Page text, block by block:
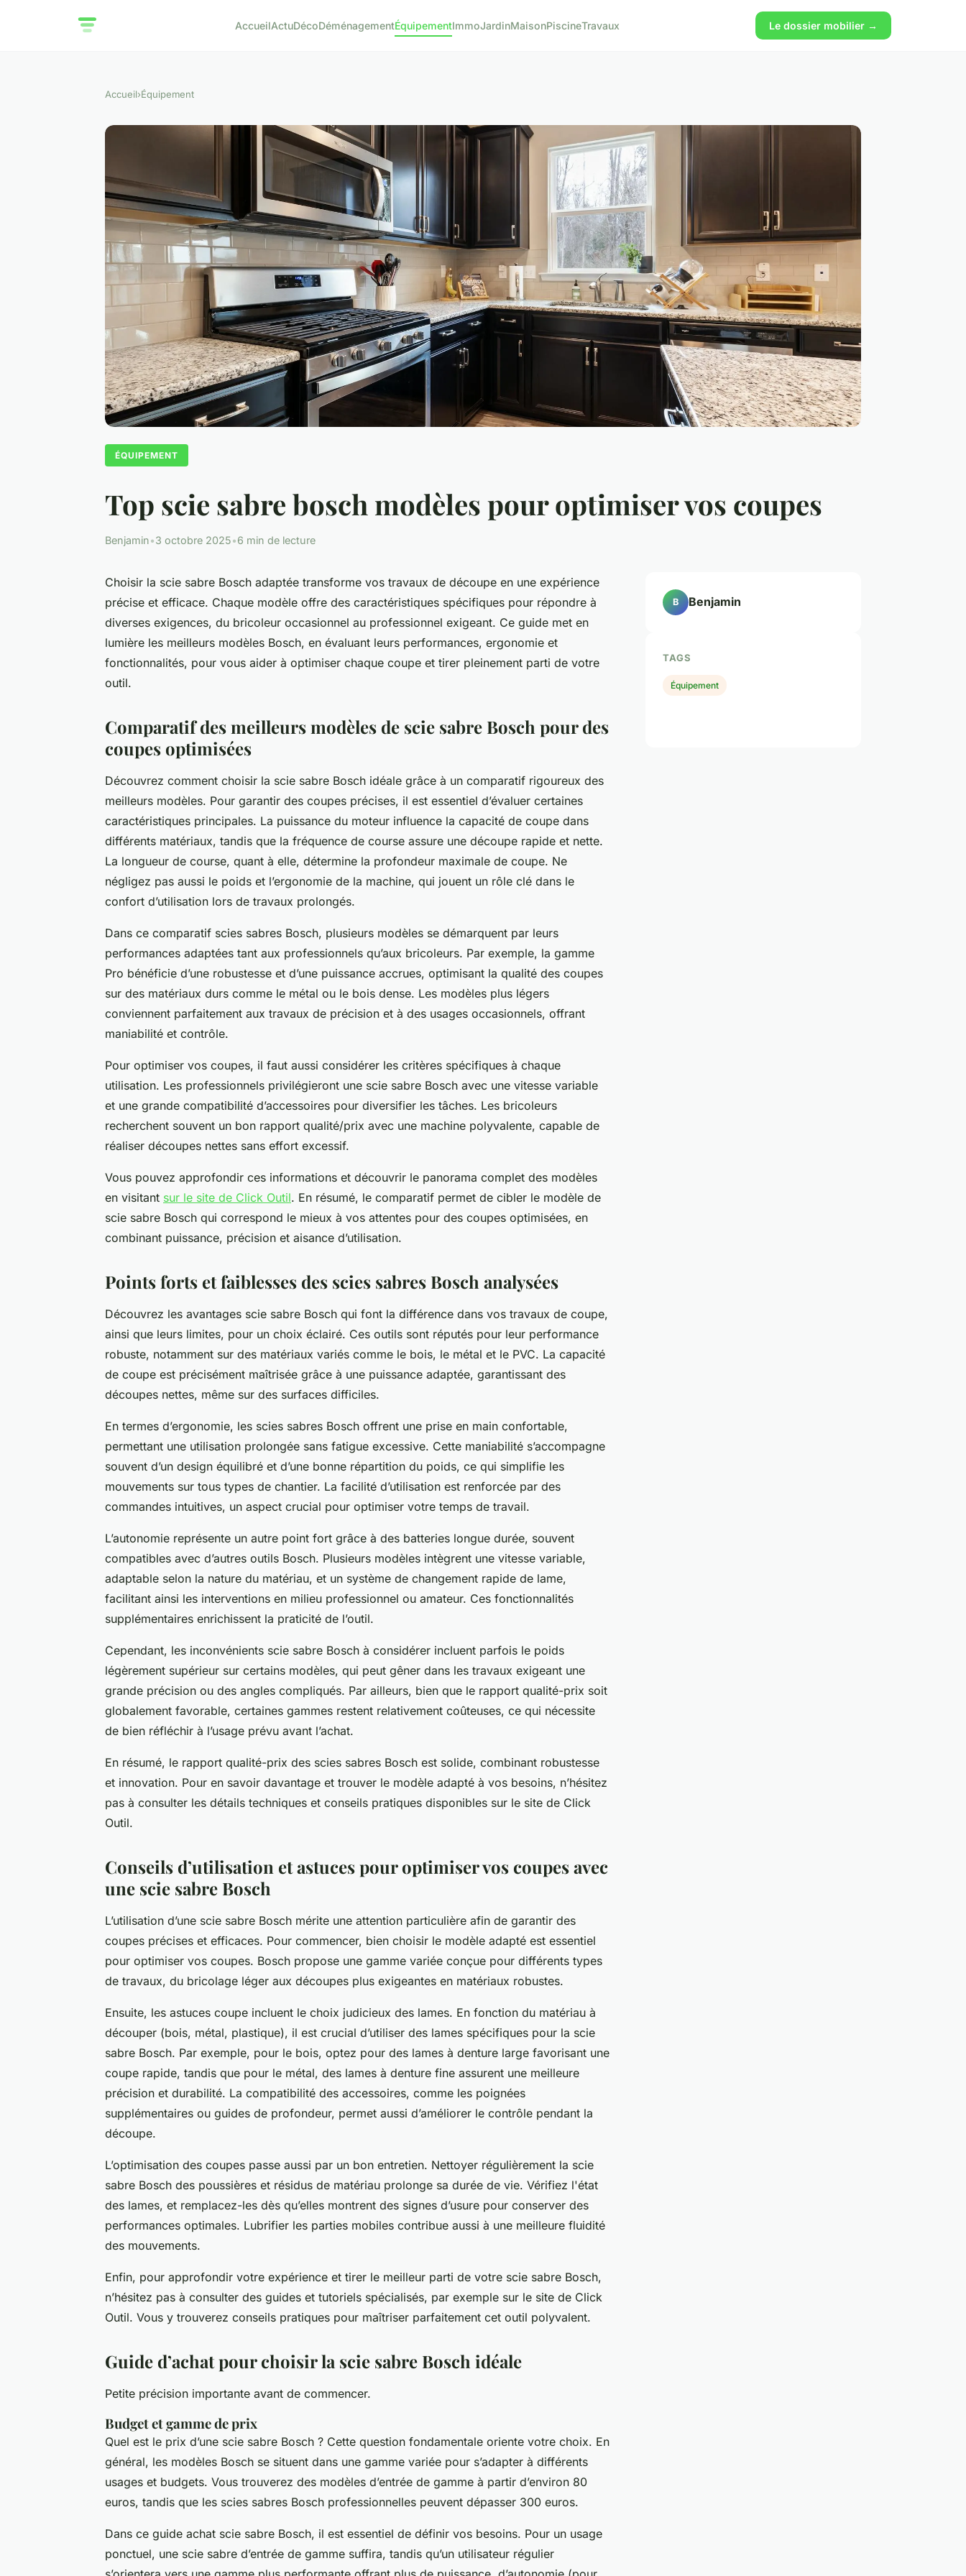
AccueilActuDécoDéménagementÉquipementImmoJardinMaisonPiscineTravaux Le dossier mobilier →
Accueil›Équipement
ÉQUIPEMENT
Top scie sabre bosch modèles pour optimiser vos coupes
Benjamin•3 octobre 2025•6 min de lecture
Choisir la scie sabre Bosch adaptée transforme vos travaux de découpe en une expérience
précise et efficace. Chaque modèle offre des caractéristiques spécifiques pour répondre à
diverses exigences, du bricoleur occasionnel au professionnel exigeant. Ce guide met en
lumière les meilleurs modèles Bosch, en évaluant leurs performances, ergonomie et
fonctionnalités, pour vous aider à optimiser chaque coupe et tirer pleinement parti de votre
outil.
Comparatif des meilleurs modèles de scie sabre Bosch pour des
coupes optimisées
Découvrez comment choisir la scie sabre Bosch idéale grâce à un comparatif rigoureux des
meilleurs modèles. Pour garantir des coupes précises, il est essentiel d’évaluer certaines
caractéristiques principales. La puissance du moteur influence la capacité de coupe dans
différents matériaux, tandis que la fréquence de course assure une découpe rapide et nette.
La longueur de course, quant à elle, détermine la profondeur maximale de coupe. Ne
négligez pas aussi le poids et l’ergonomie de la machine, qui jouent un rôle clé dans le
confort d’utilisation lors de travaux prolongés.
Dans ce comparatif scies sabres Bosch, plusieurs modèles se démarquent par leurs
performances adaptées tant aux professionnels qu’aux bricoleurs. Par exemple, la gamme
Pro bénéficie d’une robustesse et d’une puissance accrues, optimisant la qualité des coupes
sur des matériaux durs comme le métal ou le bois dense. Les modèles plus légers
conviennent parfaitement aux travaux de précision et à des usages occasionnels, offrant
maniabilité et contrôle.
Pour optimiser vos coupes, il faut aussi considérer les critères spécifiques à chaque
utilisation. Les professionnels privilégieront une scie sabre Bosch avec une vitesse variable
et une grande compatibilité d’accessoires pour diversifier les tâches. Les bricoleurs
recherchent souvent un bon rapport qualité/prix avec une machine polyvalente, capable de
réaliser découpes nettes sans effort excessif.
Vous pouvez approfondir ces informations et découvrir le panorama complet des modèles
en visitant sur le site de Click Outil. En résumé, le comparatif permet de cibler le modèle de
scie sabre Bosch qui correspond le mieux à vos attentes pour des coupes optimisées, en
combinant puissance, précision et aisance d’utilisation.
Points forts et faiblesses des scies sabres Bosch analysées
Découvrez les avantages scie sabre Bosch qui font la différence dans vos travaux de coupe,
ainsi que leurs limites, pour un choix éclairé. Ces outils sont réputés pour leur performance
robuste, notamment sur des matériaux variés comme le bois, le métal et le PVC. La capacité
de coupe est précisément maîtrisée grâce à une puissance adaptée, garantissant des
découpes nettes, même sur des surfaces difficiles.
En termes d’ergonomie, les scies sabres Bosch offrent une prise en main confortable,
permettant une utilisation prolongée sans fatigue excessive. Cette maniabilité s’accompagne
souvent d’un design équilibré et d’une bonne répartition du poids, ce qui simplifie les
mouvements sur tous types de chantier. La facilité d’utilisation est renforcée par des
commandes intuitives, un aspect crucial pour optimiser votre temps de travail.
L’autonomie représente un autre point fort grâce à des batteries longue durée, souvent
compatibles avec d’autres outils Bosch. Plusieurs modèles intègrent une vitesse variable,
adaptable selon la nature du matériau, et un système de changement rapide de lame,
facilitant ainsi les interventions en milieu professionnel ou amateur. Ces fonctionnalités
supplémentaires enrichissent la praticité de l’outil.
Cependant, les inconvénients scie sabre Bosch à considérer incluent parfois le poids
légèrement supérieur sur certains modèles, qui peut gêner dans les travaux exigeant une
grande précision ou des angles compliqués. Par ailleurs, bien que le rapport qualité-prix soit
globalement favorable, certaines gammes restent relativement coûteuses, ce qui nécessite
de bien réfléchir à l’usage prévu avant l’achat.
En résumé, le rapport qualité-prix des scies sabres Bosch est solide, combinant robustesse
et innovation. Pour en savoir davantage et trouver le modèle adapté à vos besoins, n’hésitez
pas à consulter les détails techniques et conseils pratiques disponibles sur le site de Click
Outil.
Conseils d’utilisation et astuces pour optimiser vos coupes avec
une scie sabre Bosch
L’utilisation d’une scie sabre Bosch mérite une attention particulière afin de garantir des
coupes précises et efficaces. Pour commencer, bien choisir le modèle adapté est essentiel
pour optimiser vos coupes. Bosch propose une gamme variée conçue pour différents types
de travaux, du bricolage léger aux découpes plus exigeantes en matériaux robustes.
Ensuite, les astuces coupe incluent le choix judicieux des lames. En fonction du matériau à
découper (bois, métal, plastique), il est crucial d’utiliser des lames spécifiques pour la scie
sabre Bosch. Par exemple, pour le bois, optez pour des lames à denture large favorisant une
coupe rapide, tandis que pour le métal, des lames à denture fine assurent une meilleure
précision et durabilité. La compatibilité des accessoires, comme les poignées
supplémentaires ou guides de profondeur, permet aussi d’améliorer le contrôle pendant la
découpe.
L’optimisation des coupes passe aussi par un bon entretien. Nettoyer régulièrement la scie
sabre Bosch des poussières et résidus de matériau prolonge sa durée de vie. Vérifiez l'état
des lames, et remplacez-les dès qu’elles montrent des signes d’usure pour conserver des
performances optimales. Lubrifier les parties mobiles contribue aussi à une meilleure fluidité
des mouvements.
Enfin, pour approfondir votre expérience et tirer le meilleur parti de votre scie sabre Bosch,
n’hésitez pas à consulter des guides et tutoriels spécialisés, par exemple sur le site de Click
Outil. Vous y trouverez conseils pratiques pour maîtriser parfaitement cet outil polyvalent.
Guide d’achat pour choisir la scie sabre Bosch idéale
Petite précision importante avant de commencer.
Budget et gamme de prix
Quel est le prix d’une scie sabre Bosch ? Cette question fondamentale oriente votre choix. En
général, les modèles Bosch se situent dans une gamme variée pour s’adapter à différents
usages et budgets. Vous trouverez des modèles d’entrée de gamme à partir d’environ 80
euros, tandis que les scies sabres Bosch professionnelles peuvent dépasser 300 euros.
Dans ce guide achat scie sabre Bosch, il est essentiel de définir vos besoins. Pour un usage
ponctuel, une scie sabre d’entrée de gamme suffira, tandis qu’un utilisateur régulier
B Benjamin
TAGS
Équipement